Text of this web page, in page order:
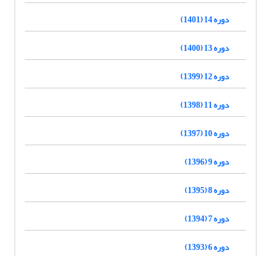
دوره 14 (1401)
دوره 13 (1400)
دوره 12 (1399)
دوره 11 (1398)
دوره 10 (1397)
دوره 9 (1396)
دوره 8 (1395)
دوره 7 (1394)
دوره 6 (1393)